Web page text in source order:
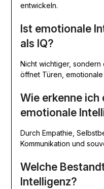
entwickeln.
Ist emotionale
als IQ?
Nicht wichtiger, sondern
öffnet Türen,
Wie erkenne ich
emotionale
Durch Empathie,
Kommunikation und
Welche
Intelligenz?